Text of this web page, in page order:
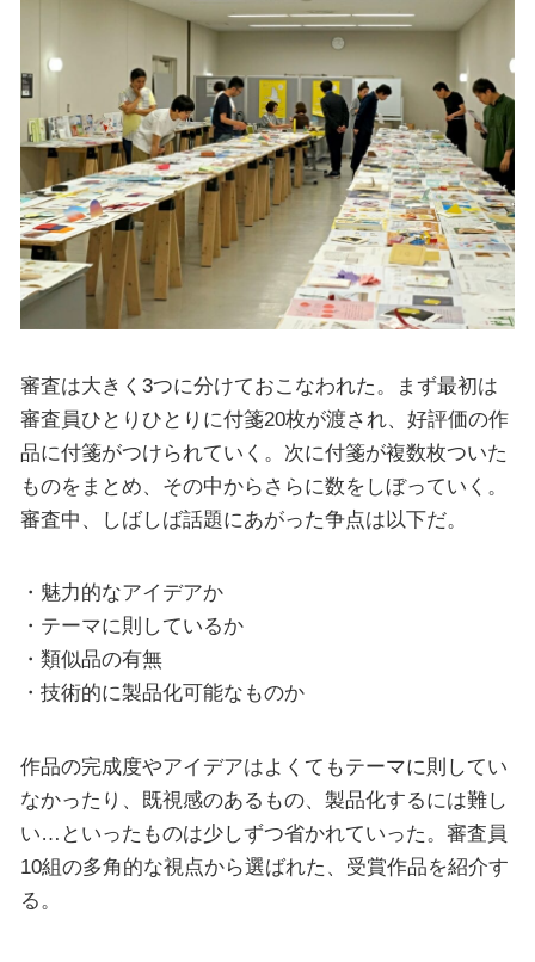
審査は大きく3つに分けておこなわれた。まず最初は
審査員ひとりひとりに付箋20枚が渡され、好評価の作
品に付箋がつけられていく。次に付箋が複数枚ついた
ものをまとめ、その中からさらに数をしぼっていく。
審査中、しばしば話題にあがった争点は以下だ。
・魅力的なアイデアか
・テーマに則しているか
・類似品の有無
・技術的に製品化可能なものか
作品の完成度やアイデアはよくてもテーマに則してい
なかったり、既視感のあるもの、製品化するには難し
い…といったものは少しずつ省かれていった。審査員
10組の多角的な視点から選ばれた、受賞作品を紹介す
る。